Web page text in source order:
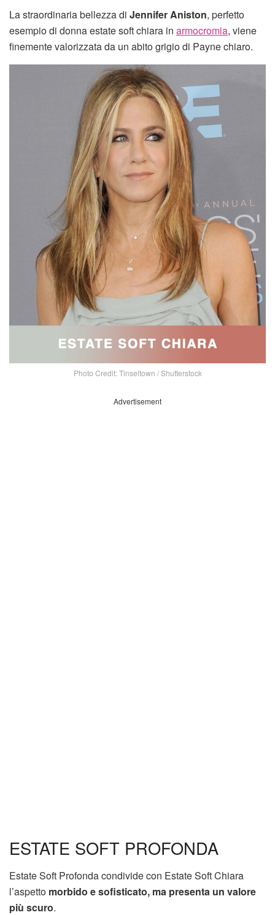
La straordinaria bellezza di Jennifer Aniston, perfetto
esempio di donna estate soft chiara in armocromia, viene
finemente valorizzata da un abito grigio di Payne chiaro.
Photo Credit: Tinseltown / Shutterstock
Advertisement
ESTATE SOFT PROFONDA
Estate Soft Profonda condivide con Estate Soft Chiara
l’aspetto morbido e sofisticato, ma presenta un valore
più scuro.